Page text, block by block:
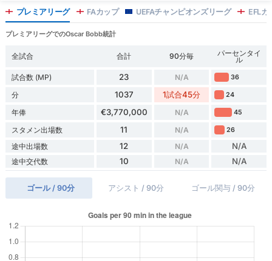
プレミアリーグ FAカップ UEFAチャンピオンズリーグ EFLカ
プレミアリーグでのOscar Bobb統計
全試合 合計 90分毎 パーセンタイ
ル
試合数 (MP)
23 N/A 36
分 1037 1試合45分 24
年俸 €3,770,000 N/A 45
スタメン出場数 11 N/A 26
途中出場数 12 N/A N/A
途中交代数 10 N/A N/A
ゴール / 90分 アシスト / 90分 ゴール関与 / 90分